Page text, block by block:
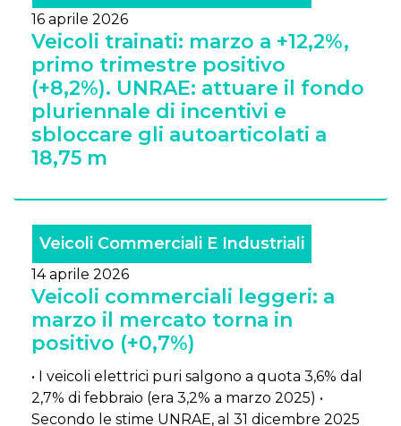
16 aprile 2026
Veicoli trainati: marzo a +12,2%,
primo trimestre positivo
(+8,2%). UNRAE: attuare il fondo
pluriennale di incentivi e
sbloccare gli autoarticolati a
18,75 m
Veicoli Commerciali E Industriali
14 aprile 2026
Veicoli commerciali leggeri: a
marzo il mercato torna in
positivo (+0,7%)
• I veicoli elettrici puri salgono a quota 3,6% dal
2,7% di febbraio (era 3,2% a marzo 2025) •
Secondo le stime UNRAE, al 31 dicembre 2025